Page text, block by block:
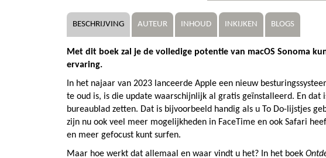
BESCHRIJVING AUTEUR INHOUD INKIJKEN BLOGS
Met dit boek zal je de volledige potentie van macOS Sonoma
ervaring.
In het najaar van 2023 lanceerde Apple een nieuw
te oud is, is die update waarschijnlijk al gratis geïnstalleerd. En dat
bureaublad zetten. Dat is bijvoorbeeld handig als u To Do-lijstjes
zijn nu ook veel meer mogelijkheden in FaceTime en ook Safari
en meer gefocust kunt surfen.
Maar hoe werkt dat allemaal en waar vindt u het? In het boek